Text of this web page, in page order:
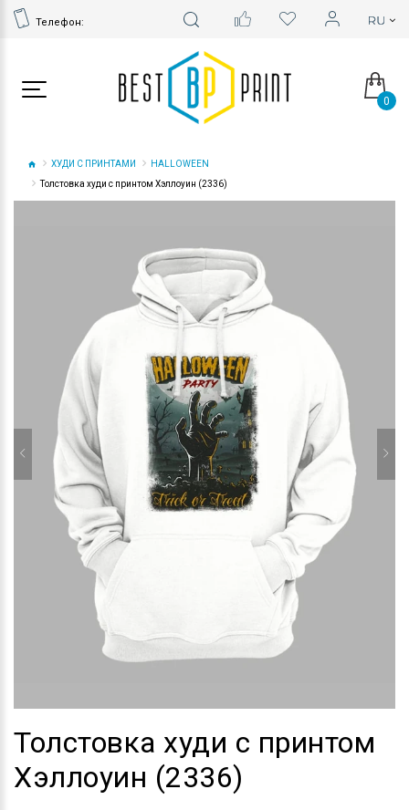
Телефон:
0
ХУДИ С ПРИНТАМИ
HALLOWEEN
Толстовка худи с принтом Хэллоуин (2336)
Толстовка худи с принтом
Хэллоуин (2336)